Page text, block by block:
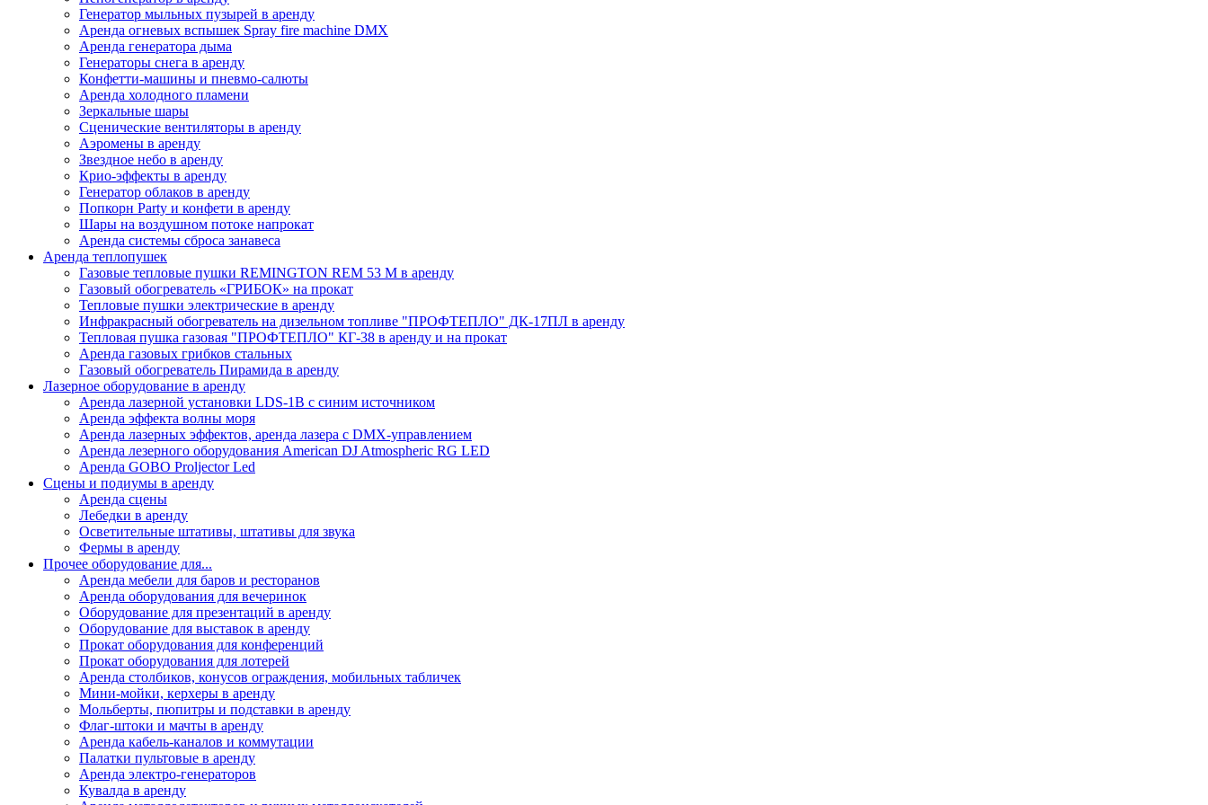
Генератор мыльных пузырей в аренду
Аренда огневых вспышек Spray fire machine DMX
Аренда генератора дыма
Генераторы снега в аренду
Конфетти-машины и пневмо-салюты
Аренда холодного пламени
Зеркальные шары
Сценические вентиляторы в аренду
Аэромены в аренду
Звездное небо в аренду
Крио-эффекты в аренду
Генератор облаков в аренду
Попкорн Party и конфети в аренду
Шары на воздушном потоке напрокат
Аренда cистемы сброса занавеса
Аренда теплопушек
Газовые тепловые пушки REMINGTON REM 53 M в аренду
Газовый обогреватель «ГРИБОК» на прокат
Тепловые пушки электрические в аренду
Инфракрасный обогреватель на дизельном топливе "ПРОФТЕПЛО" ДК-17ПЛ в аренду
Тепловая пушка газовая "ПРОФТЕПЛО" КГ-38 в аренду и на прокат
Аренда газовых грибков стальных
Газовый обогреватель Пирамида в аренду
Лазерное оборудование в аренду
Аренда лазерной установки LDS-1B с синим источником
Аренда эффекта волны моря
Аренда лазерных эффектов, аренда лазера с DMX-управлением
Аренда лезерного оборудования American DJ Atmospheric RG LED
Аренда GOBO Proljector Led
Сцены и подиумы в аренду
Аренда сцены
Лебедки в аренду
Осветительные штативы, штативы для звука
Фермы в аренду
Прочее оборудование для...
Аренда мебели для баров и ресторанов
Аренда оборудования для вечеринок
Оборудование для презентаций в аренду
Оборудование для выставок в аренду
Прокат оборудования для конференций
Прокат оборудования для лотерей
Аренда столбиков, конусов ограждения, мобильных табличек
Мини-мойки, керхеры в аренду
Мольберты, пюпитры и подставки в аренду
Флаг-штоки и мачты в аренду
Аренда кабель-каналов и коммутации
Палатки пультовые в аренду
Аренда электро-генераторов
Кувалда в аренду